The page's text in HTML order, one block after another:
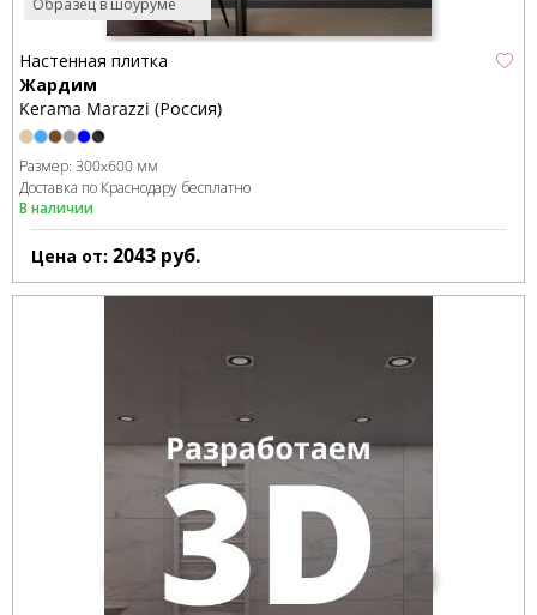
Настенная плитка
Жардим
Kerama Marazzi (Россия)
Размер: 300x600 мм
Доставка по Краснодару бесплатно
В наличии
Цена от: 2043 руб.